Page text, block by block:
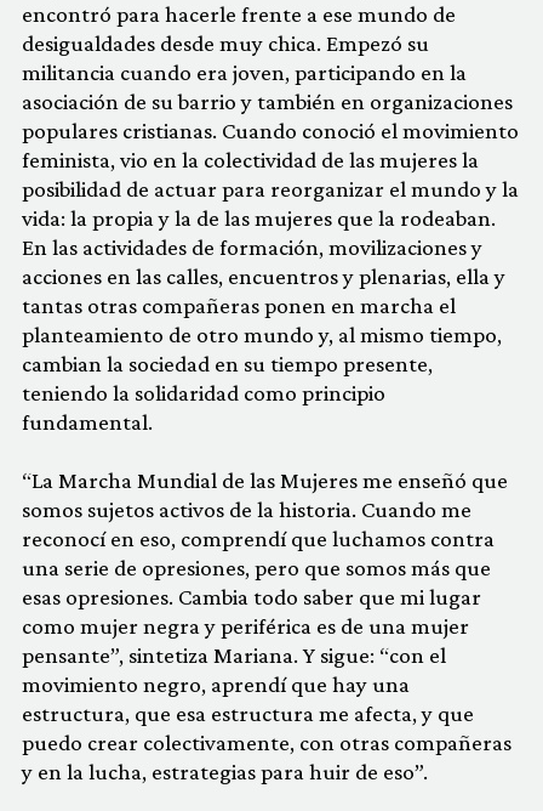
encontró para hacerle frente a ese mundo de
desigualdades desde muy chica. Empezó su
militancia cuando era joven, participando en la
asociación de su barrio y también en organizaciones
populares cristianas. Cuando conoció el movimiento
feminista, vio en la colectividad de las mujeres la
posibilidad de actuar para reorganizar el mundo y la
vida: la propia y la de las mujeres que la rodeaban.
En las actividades de formación, movilizaciones y
acciones en las calles, encuentros y plenarias, ella y
tantas otras compañeras ponen en marcha el
planteamiento de otro mundo y, al mismo tiempo,
cambian la sociedad en su tiempo presente,
teniendo la solidaridad como principio
fundamental.
“La Marcha Mundial de las Mujeres me enseñó que
somos sujetos activos de la historia. Cuando me
reconocí en eso, comprendí que luchamos contra
una serie de opresiones, pero que somos más que
esas opresiones. Cambia todo saber que mi lugar
como mujer negra y periférica es de una mujer
pensante”, sintetiza Mariana. Y sigue: “con el
movimiento negro, aprendí que hay una
estructura, que esa estructura me afecta, y que
puedo crear colectivamente, con otras compañeras
y en la lucha, estrategias para huir de eso”.